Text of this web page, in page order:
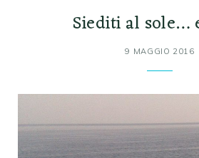
Siediti al sole…
9 MAGGIO 2016